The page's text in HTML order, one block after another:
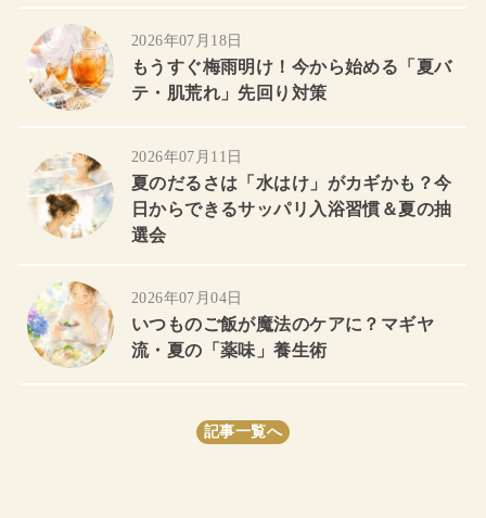
2026年07月18日
もうすぐ梅雨明け！今から始める「夏バ
テ・肌荒れ」先回り対策
2026年07月11日
夏のだるさは「水はけ」がカギかも？今
日からできるサッパリ入浴習慣＆夏の抽
選会
2026年07月04日
いつものご飯が魔法のケアに？マギヤ
流・夏の「薬味」養生術
記事一覧へ